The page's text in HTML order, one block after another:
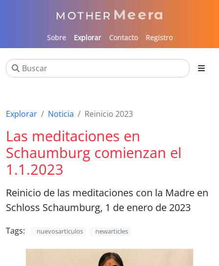
Sobre Explorar Contacto Registro
Explorar Noticia Reinicio 2023
Las meditaciones en
Schaumburg comienzan el
1.1.2023
Reinicio de las meditaciones con la Madre en
Schloss Schaumburg, 1 de enero de 2023
Tags: nuevosarticulos newarticles